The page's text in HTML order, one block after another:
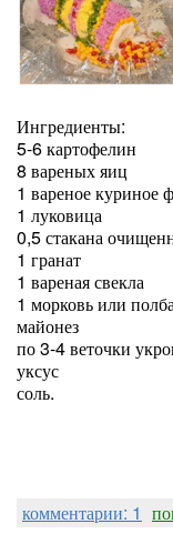
Ингредиенты:
5-6 картофелин
8 вареных яиц
1 вареное куриное
1 луковица
0,5 стакана
1 гранат
1 вареная свекла
1 морковь или
майонез
по 3-4 веточки
уксус
соль.
комментарии: 1